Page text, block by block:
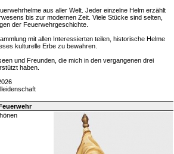
aus aller Welt. Jeder einzelne Helm erzählt
bis zur modernen Zeit. Viele Stücke sind selten,
der Feuerwehrgeschichte.
mit allen Interessierten teilen, historische Helme
kulturelle Erbe zu bewahren.
und Freunden, die mich in den vergangenen drei
haben.